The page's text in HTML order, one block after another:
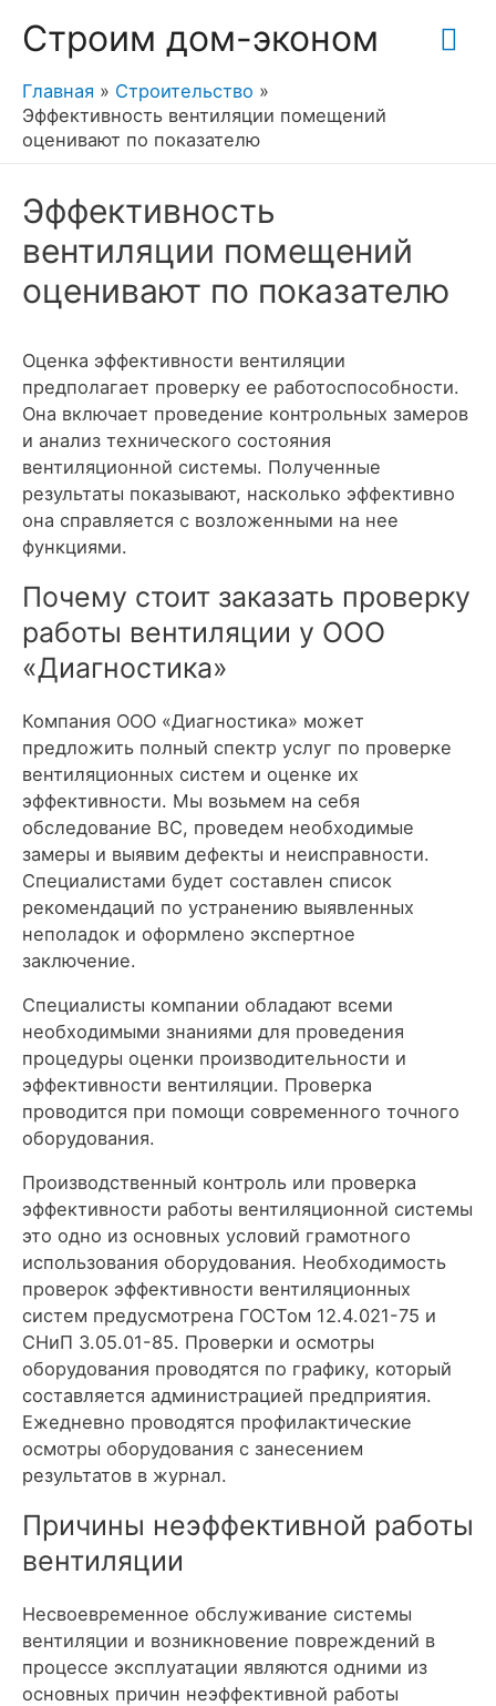
Строим дом-эконом
Главная
Строительство
Эффективность вентиляции помещений
оценивают по показателю
Эффективность
вентиляции помещений
оценивают по показателю
Оценка эффективности вентиляции
предполагает проверку ее работоспособности.
Она включает проведение контрольных замеров
и анализ технического состояния
вентиляционной системы. Полученные
результаты показывают, насколько эффективно
она справляется с возложенными на нее
функциями.
Почему стоит заказать проверку
работы вентиляции у ООО
«Диагностика»
Компания ООО «Диагностика» может
предложить полный спектр услуг по проверке
вентиляционных систем и оценке их
эффективности. Мы возьмем на себя
обследование ВС, проведем необходимые
замеры и выявим дефекты и неисправности.
Специалистами будет составлен список
рекомендаций по устранению выявленных
неполадок и оформлено экспертное
заключение.
Специалисты компании обладают всеми
необходимыми знаниями для проведения
процедуры оценки производительности и
эффективности вентиляции. Проверка
проводится при помощи современного точного
оборудования.
Производственный контроль или проверка
эффективности работы вентиляционной системы
это одно из основных условий грамотного
использования оборудования. Необходимость
проверок эффективности вентиляционных
систем предусмотрена ГОСТом 12.4.021-75 и
СНиП 3.05.01-85. Проверки и осмотры
оборудования проводятся по графику, который
составляется администрацией предприятия.
Ежедневно проводятся профилактические
осмотры оборудования с занесением
результатов в журнал.
Причины неэффективной работы
вентиляции
Несвоевременное обслуживание системы
вентиляции и возникновение повреждений в
процессе эксплуатации являются одними из
основных причин неэффективной работы